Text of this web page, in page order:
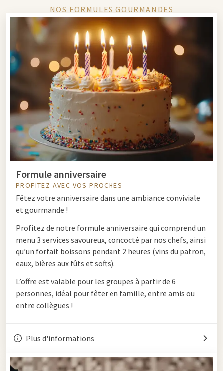
NOS FORMULES GOURMANDES
Formule anniversaire
PROFITEZ AVEC VOS PROCHES
Fêtez votre anniversaire dans une ambiance conviviale
et gourmande !
Profitez de notre formule anniversaire qui comprend un
menu 3 services savoureux, concocté par nos chefs, ainsi
qu’un forfait boissons pendant 2 heures (vins du patron,
eaux, bières aux fûts et softs).
L’offre est valable pour les groupes à partir de 6
personnes, idéal pour fêter en famille, entre amis ou
entre collègues !
Plus d'informations